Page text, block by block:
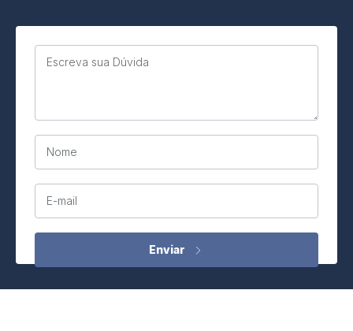
Escreva sua Dúvida
Nome
E-mail